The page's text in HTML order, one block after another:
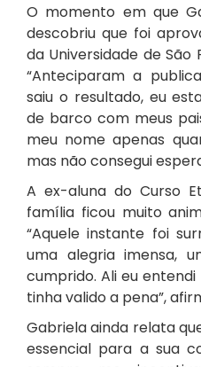
O momento em que
descobriu que foi
da Universidade de São
“Anteciparam a
saiu o resultado, eu
de barco com meus
meu nome apenas
mas não consegui
A ex-aluna do Curso
família ficou muito
“Aquele instante foi
uma alegria imensa,
cumprido. Ali eu
tinha valido a pena”,
Gabriela ainda relata
essencial para a sua